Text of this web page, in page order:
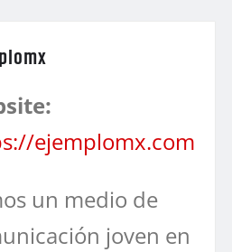
ejemplomx.com
un medio de
joven en